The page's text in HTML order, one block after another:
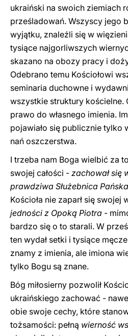
ukraiński na swoich ziemiach
prześladowań. Wszyscy jego
wyjątku, znaleźli się w
tysiące najgorliwszych
skazano na obozy pracy i
Odebrano temu Kościołowi
seminaria duchowne i
wszystkie struktury kościelne.
prawo do własnego imienia.
pojawiało się publicznie tylko
nań oszczerstwa.
I trzeba nam Boga wielbić za
swojej całości - zachował się
prawdziwa Służebnica Pańska
Kościoła nie zaparł się swojej
jedności z Opoką Piotra -
bardzo się o to starali. W
ten wydał setki i tysiące
znamy z imienia, ale imiona
tylko Bogu są znane.
Bóg miłosierny pozwolił
ukraińskiego zachować -
obie swoje cechy, które
tożsamości: pełną wierność